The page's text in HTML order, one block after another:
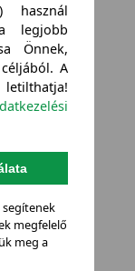
használ
legjobb
Önnek,
A
segítenek
megfelelő
meg a